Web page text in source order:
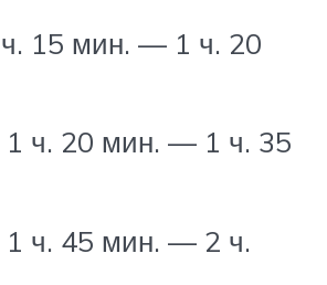
15 мин. — 1 ч. 20
ч. 20 мин. — 1 ч. 35
ч. 45 мин. — 2 ч.